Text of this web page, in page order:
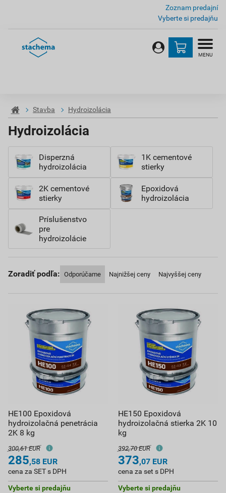
Zoznam predajní
Vyberte si predajňu
MENU
Stavba Hydroizolácia
Hydroizolácia
Disperzná
hydroizolácia
1K cementové
stierky
2K cementové
stierky
Epoxidová
hydroizolácia
Príslušenstvo
pre
hydroizolácie
Zoradiť podľa: Odporúčame Najnižšej ceny Najvyššej ceny
HE100 Epoxidová
hydroizolačná penetrácia
2K 8 kg
300,61 EUR
285,58 EUR
cena za SET s DPH
Vyberte si predajňu
HE150 Epoxidová
hydroizolačná stierka 2K 10
kg
392,70 EUR
373,07 EUR
cena za set s DPH
Vyberte si predajňu